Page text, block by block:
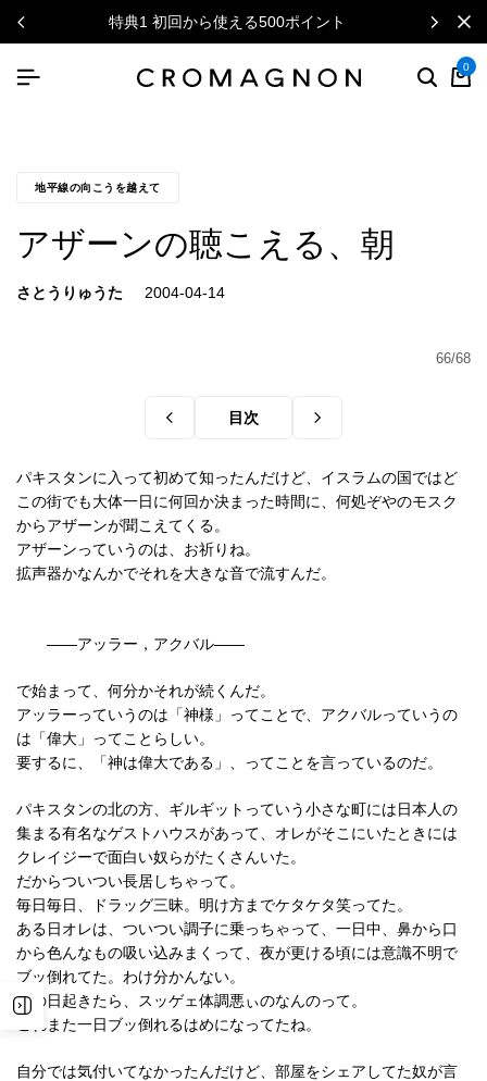
特典1 初回から使える500ポイント
0
地平線の向こうを越えて
アザーンの聴こえる、朝
さとうりゅうた
66/68
目次
パキスタンに入って初めて知ったんだけど、イスラムの国ではど
この街でも大体一日に何回か決まった時間に、何処ぞやのモスク
からアザーンが聞こえてくる。
アザーンっていうのは、お祈りね。
拡声器かなんかでそれを大きな音で流すんだ。
――アッラー，アクバル――
で始まって、何分かそれが続くんだ。
アッラーっていうのは「神様」ってことで、アクバルっていうの
は「偉大」ってことらしい。
要するに、「神は偉大である」、ってことを言っているのだ。
パキスタンの北の方、ギルギットっていう小さな町には日本人の
集まる有名なゲストハウスがあって、オレがそこにいたときには
クレイジーで面白い奴らがたくさんいた。
だからついつい長居しちゃって。
毎日毎日、ドラッグ三昧。明け方までケタケタ笑ってた。
ある日オレは、ついつい調子に乗っちゃって、一日中、鼻から口
から色んなもの吸い込みまくって、夜が更ける頃には意識不明で
ブッ倒れてた。わけ分かんない。
次の日起きたら、スッゲェ体調悪ぃのなんのって。
これまた一日ブッ倒れるはめになってたね。
自分では気付いてなかったんだけど、部屋をシェアしてた奴が言